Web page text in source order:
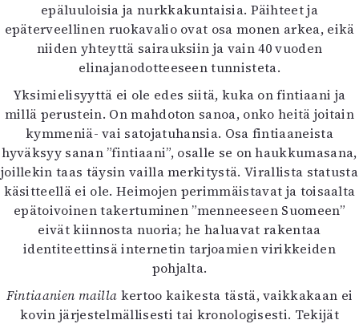
Info
Tilaus ja irtonumerot
Yhteistyössä
Toimitus
Mediatiedot
Kaltio ry
epäluuloisia ja nurkkakuntaisia. Päihteet ja
epäterveellinen ruokavalio ovat osa monen arkea, eikä
niiden yhteyttä sairauksiin ja vain 40 vuoden
elinajanodotteeseen tunnisteta.
Yksimielisyyttä ei ole edes siitä, kuka on fintiaani ja
millä perustein. On mahdoton sanoa, onko heitä joitain
kymmeniä- vai satojatuhansia. Osa fintiaaneista
hyväksyy sanan ”fintiaani”, osalle se on haukkumasana,
joillekin taas täysin vailla merkitystä. Virallista statusta
käsitteellä ei ole. Heimojen perimmäistavat ja toisaalta
epätoivoinen takertuminen ”menneeseen Suomeen”
eivät kiinnosta nuoria; he haluavat rakentaa
identiteettinsä internetin tarjoamien virikkeiden
pohjalta.
Fintiaanien mailla kertoo kaikesta tästä, vaikkakaan ei
kovin järjestelmällisesti tai kronologisesti. Tekijät